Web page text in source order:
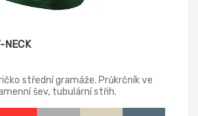
střední gramáže. Průkrčník ve
šev, tubulární střih.